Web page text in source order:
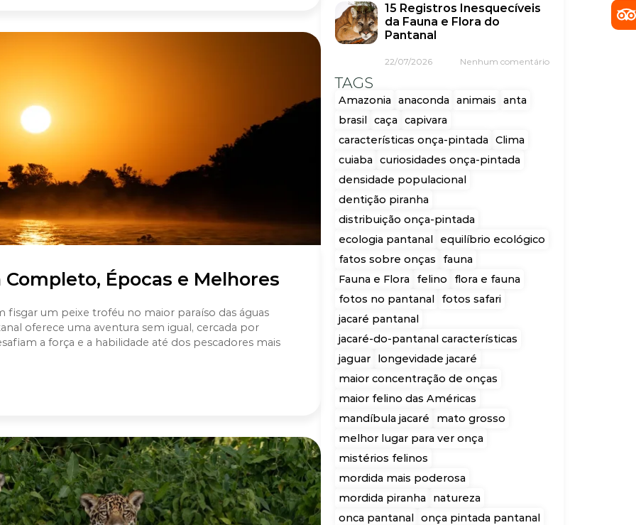
Épocas e Melhores
fisgar um peixe troféu no maior paraíso das águas
oferece uma aventura sem igual, cercada por
a força e a habilidade até dos pescadores mais
15 Registros Inesquecíveis
da Fauna e Flora do
Pantanal
22/07/2026 Nenhum comentário
TAGS
Amazonia anaconda animais
anta
brasil caça capivara
características onça-pintada Clima
cuiaba curiosidades onça-pintada
densidade populacional
dentição piranha
distribuição onça-pintada
ecologia pantanal
equilíbrio ecológico
fatos sobre onças
fauna
Fauna e Flora
felino
flora e fauna
fotos no pantanal
fotos safari
jacaré pantanal
jacaré-do-pantanal características
jaguar
longevidade jacaré
maior concentração de onças
maior felino das Américas
mandíbula jacaré
mato grosso
melhor lugar para ver onça
mistérios felinos
mordida mais poderosa
mordida piranha
natureza
onca pantanal onça pintada pantanal